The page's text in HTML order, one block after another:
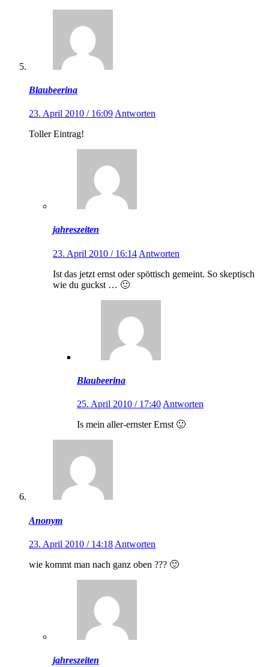
Blaubeerina
23. April 2010 / 16:09 Antworten
Toller Eintrag!
jahreszeiten
23. April 2010 / 16:14 Antworten
Ist das jetzt ernst oder spöttisch gemeint. So skeptisch
wie du guckst … 🙂
Blaubeerina
25. April 2010 / 17:40 Antworten
Is mein aller-ernster Ernst 🙂
Anonym
23. April 2010 / 14:18 Antworten
wie kommt man nach ganz oben ??? 🙂
jahreszeiten